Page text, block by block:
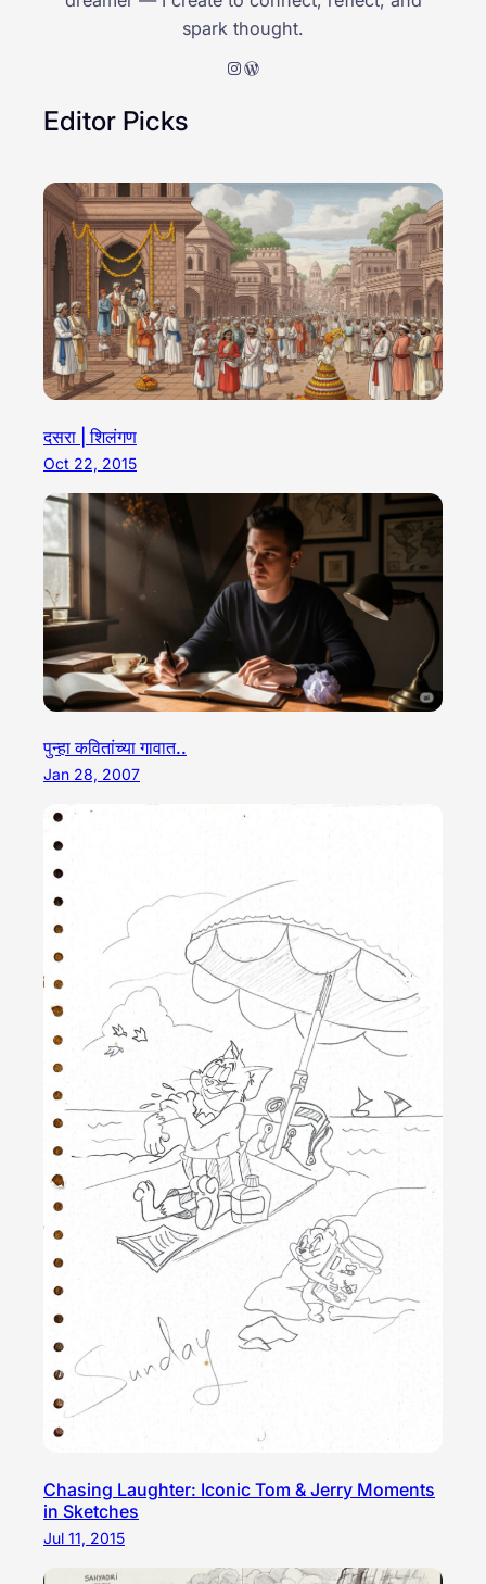
spark thought.
Instagram WordPress
Editor Picks
दसरा | शिलंगण
Oct 22, 2015
पुन्हा कवितांच्या गावात..
Jan 28, 2007
Chasing Laughter: Iconic Tom & Jerry Moments
in Sketches
Jul 11, 2015